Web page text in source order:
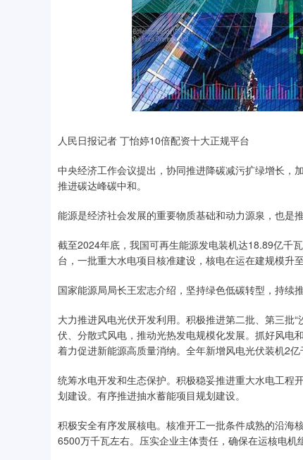
人民日报记者 丁怡婷10倍配资十大正规平台
中央经济工作会议提出，协同推进降碳减污扩绿增长，
推进碳达峰碳中和。
能源是经济社会发展的重要物质基础和动力源泉，也是
截至2024年底，我国可再生能源发电装机达18.89亿千
台，一批重大水电项目核准建设，核电在运在建规模升
国家能源局局长王宏志介绍，坚持绿色低碳转型，持续
大力推进风电光伏开发利用。积极推进第二批、第三批
伏、分散式风电，推动光热发电规模化发展。抓好风电
着力促进新能源高质量消纳。全年新增风电光伏装机2
统筹水电开发和生态保护。积极稳妥推进重大水电工程
划建设。有序推进抽水蓄能项目规划建设。
积极安全有序发展核电。核准开工一批条件成熟的沿海
6500万千瓦左右。压实企业主体责任，确保在运核电机